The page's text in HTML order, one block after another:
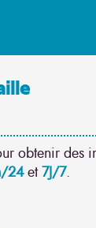
obtenir des
24et7J/7.